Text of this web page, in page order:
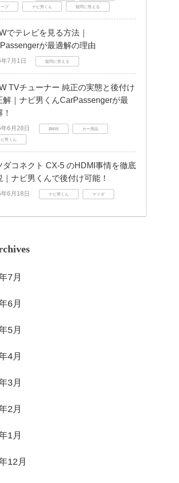
ープ ナビ男くん 疑問に答える
でテレビを見る方法｜
が最適解の理由
7月1日 疑問に答える
TVチューナー 純正の実態と後付け
解｜ナビ男くんCarPassengerが最
6月28日 BMW カー用品
男くん
ダコネクト CX-5 のHDMI事情を徹底
｜ナビ男くんで後付け可能！
6月18日 ナビ男くん マツダ
7月
6月
5月
4月
3月
2月
1月
12月